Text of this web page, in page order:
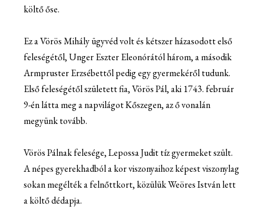
költő őse.
Ez a Vörös Mihály ügyvéd volt és kétszer házasodott első
feleségétől, Unger Eszter Eleonórától három, a második
Armpruster Erzsébettől pedig egy gyermekéről tudunk.
Első feleségétől született fia, Vörös Pál, aki 1743. február
9-én látta meg a napvilágot Kőszegen, az ő vonalán
megyünk tovább.
Vörös Pálnak felesége, Lepossa Judit tíz gyermeket szült.
A népes gyerekhadból a kor viszonyaihoz képest viszonylag
sokan megélték a felnőttkort, közülük Weöres István lett
a költő dédapja.